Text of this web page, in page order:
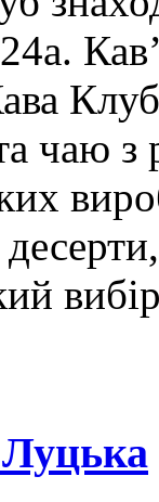
чаю з
Луцька